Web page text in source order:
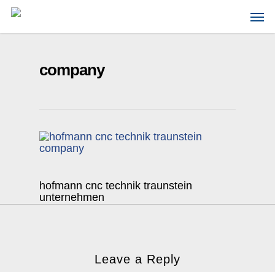
Skip
company
hofmann cnc technik traunstein
unternehmen
Leave a Reply